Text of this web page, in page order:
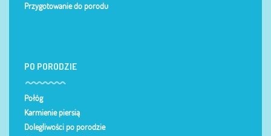
Przygotowanie do porodu
PO PORODZIE
Połóg
Karmienie piersią
Dolegliwości po porodzie